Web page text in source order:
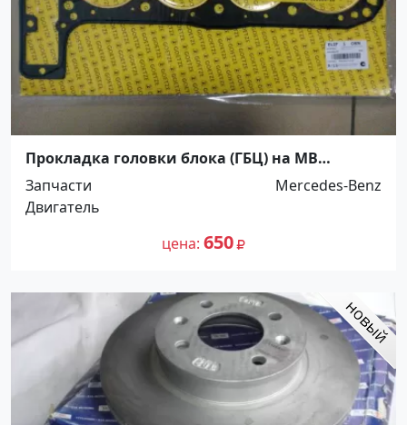
Прокладка головки блока (ГБЦ) на MB
M102/Goetze Краснодар
Запчасти
Mercedes-Benz
Двигатель
цена 650